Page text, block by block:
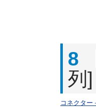
8
列]
コネクター